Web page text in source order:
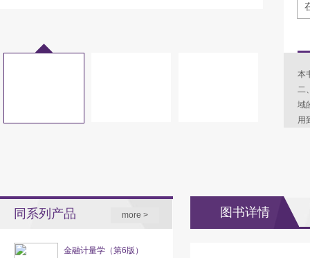
本
二
域
用
同系列产品 more >
金融计量学（第6版）
图书详情